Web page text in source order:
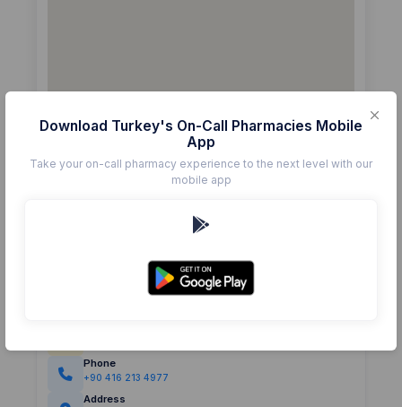
Phone
+90 416 213 4977
Address
Download Turkey's On-Call Pharmacies Mobile
App
Take your on-call pharmacy experience to the next level with our
mobile app